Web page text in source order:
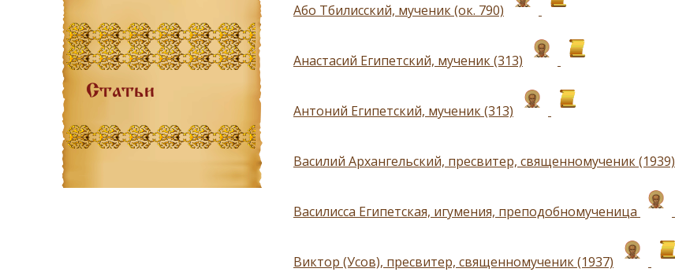
Статьи
Або Тбилисский, мученик (ок. 790)
Анастасий Египетский, мученик (313)
Антоний Египетский, мученик (313)
Василий Архангельский, пресвитер, священномученик (1939)
Василисса Египетская, игумения, преподобномученица
Виктор (Усов), пресвитер, священномученик (1937)